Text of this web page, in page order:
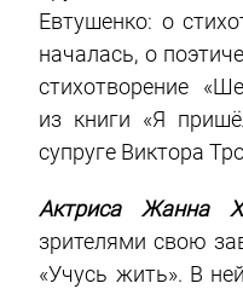
Евтушенко: о
началась, о
стихотворение
из книги «Я
супруге Виктора
Актриса Жанна
зрителями свою
«Учусь жить». В